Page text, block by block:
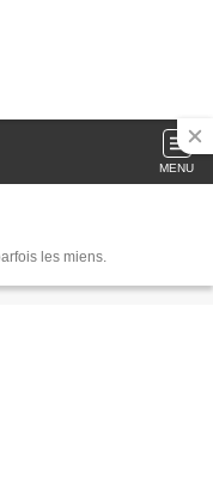
MENU
les miens.